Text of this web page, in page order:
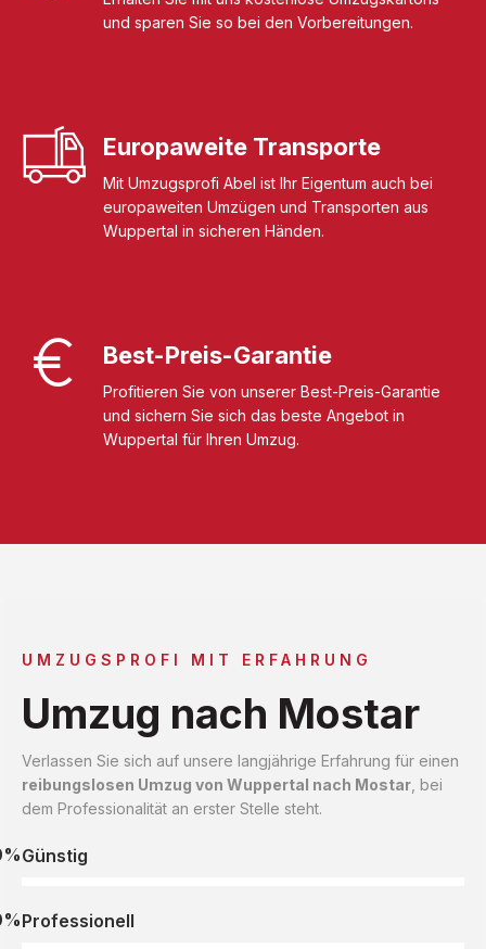
und sparen Sie so bei den Vorbereitungen.
Europaweite Transporte
Mit Umzugsprofi Abel ist Ihr Eigentum auch bei
europaweiten Umzügen und Transporten aus
Wuppertal in sicheren Händen.
Best-Preis-Garantie
Profitieren Sie von unserer Best-Preis-Garantie
und sichern Sie sich das beste Angebot in
Wuppertal für Ihren Umzug.
UMZUGSPROFI MIT ERFAHRUNG
Umzug nach Mostar
Verlassen Sie sich auf unsere langjährige Erfahrung für einen
reibungslosen Umzug von Wuppertal nach Mostar , bei
dem Professionalität an erster Stelle steht.
Günstig
Professionell